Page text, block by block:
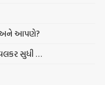
અને આપણે?
સુધી …